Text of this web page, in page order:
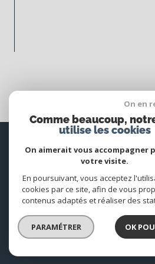
Leaflet|©
Espace
Se
© 2026 | Tous droits réservés |
Nos honoraires
Plan du site Mentions légales
On en
Comme beaucoup,
utilise les cookies
On aimerait vous accompagner
votre visite.
En poursuivant, vous acceptez
cookies par ce site, afin de vous
contenus adaptés et réaliser des
PARAMÉTRER OK